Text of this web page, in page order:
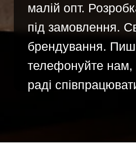
м. Київ, вул. ​Васильківська, 28
(Станція Метро
"Васильківська")
НА ВИРОБНИЦТВО: